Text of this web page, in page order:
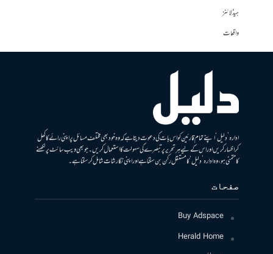
ہیڈلائنز
واقعات
ادارہ ’دلیل‘ اپنے تمام قارئین کو اس بات کی دعوت دیتا ہے کہ وہ خود بھی مختلف مسائل پر اپنی رائے کا کھل
کر اظہار کریں اور اس کے لیے ہر تحریر پر تبصرے کی سہولت کا استعمال کریں۔ جو بھی ویب سائٹ پر لکھنے
کا متمنی ہو، وہ ادارہ ’دلیل‘ کا مستقل رکن بن سکتا ہے اور اپنی نگارشات شامل کرسکتا ہے۔
صفحات
Buy Adspace
Herald Home